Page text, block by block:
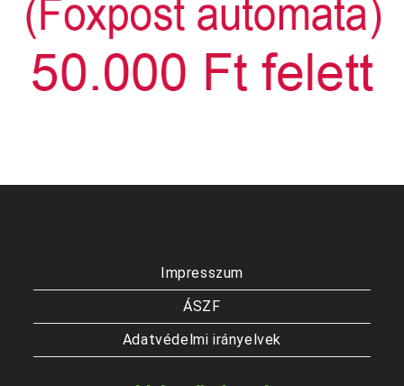
Impresszum
ÁSZF
Adatvédelmi irányelvek